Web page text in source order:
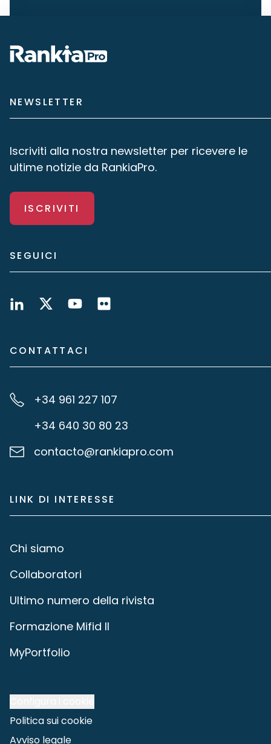
NEWSLETTER
Iscriviti alla nostra newsletter per ricevere le
ultime notizie da RankiaPro.
ISCRIVITI
SEGUICI
CONTATTACI
+34 961 227 107
+34 640 30 80 23
contacto@rankiapro.com
LINK DI INTERESSE
Chi siamo
Collaboratori
Ultimo numero della rivista
Formazione Mifid II
MyPortfolio
Politica sui cookie
Avviso legale